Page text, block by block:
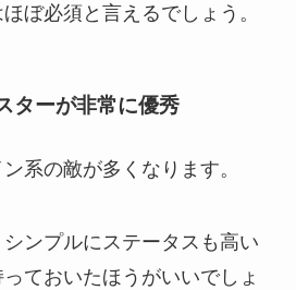
ぼ必須と言えるでしょう。
ターが非常に優秀
系の敵が多くなります。
ンプルにステータスも高い
ておいたほうがいいでしょ